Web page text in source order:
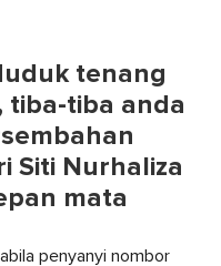
tenang
tiba-tiba anda
Siti Nurhaliza
mata
penyanyi nombor